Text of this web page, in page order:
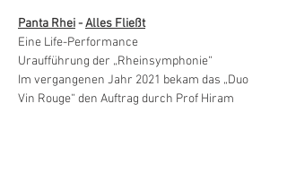
Panta Rhei - Alles Fließt
Eine Life-Performance
Uraufführung der „Rheinsymphonie“
Im vergangenen Jahr 2021 bekam das „Duo
Vin Rouge“ den Auftrag durch Prof Hiram